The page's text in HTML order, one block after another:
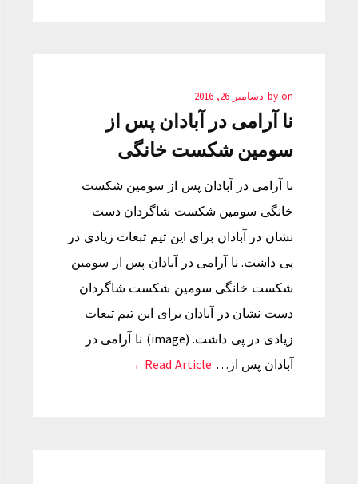
by on دسامبر 26, 2016
نا آرامی در آبادان پس از
سومین شکست خانگی
نا آرامی در آبادان پس از سومین شکست
خانگی سومین شکست شاگردان دست
نشان در آبادان برای این تیم تبعات زیادی در
پی داشت. نا آرامی در آبادان پس از سومین
شکست خانگی سومین شکست شاگردان
دست نشان در آبادان برای این تیم تبعات
زیادی در پی داشت. (image) نا آرامی در
آبادان پس از… Read Article →